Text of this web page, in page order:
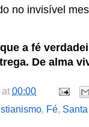
no invisível
a fé
De alma
at 00:00
, Fé,